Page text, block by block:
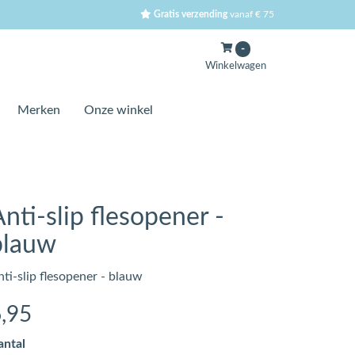
Gratis verzending vanaf € 75
-
Winkelwagen
Merken Onze winkel
slip flesopener -
slip flesopener - blauw
,95